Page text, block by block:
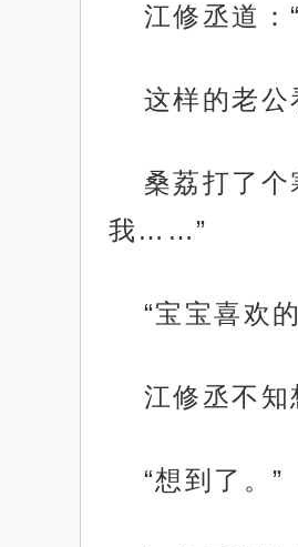
江修丞道：
这样的老公
桑荔打了
我……”
“宝宝喜欢
江修丞不知
“想到了。”